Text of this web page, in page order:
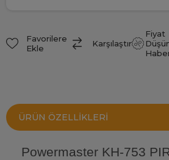
Favorilere
Ekle
Karşılaştır
Fiyat
ÜRÜN ÖZELLIKLERI
Powermaster KH-753